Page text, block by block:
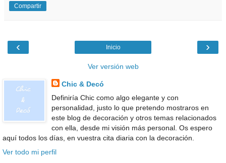
Compartir
‹ ›
Inicio
Ver versión web
Chic & Decó
Definiría Chic como algo elegante y con
personalidad, justo lo que pretendo mostraros en
este blog de decoración y otros temas relacionados
con ella, desde mi visión más personal. Os espero
aquí todos los días, en vuestra cita diaria con la decoración.
Ver todo mi perfil